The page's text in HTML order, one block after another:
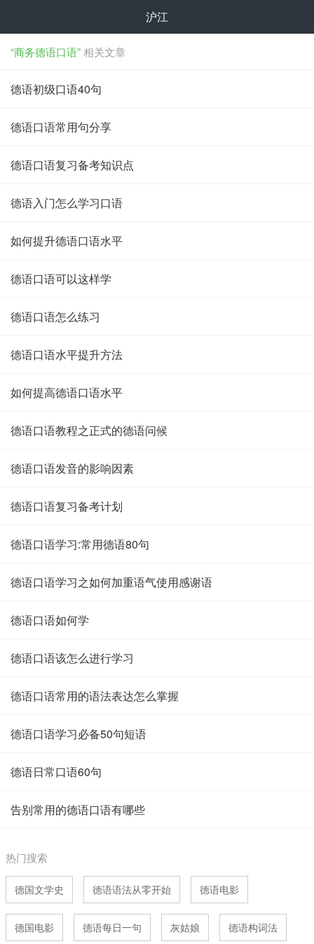
沪江
“商务德语口语”相关文章
德语初级口语40句
德语口语常用句分享
德语口语复习备考知识点
德语入门怎么学习口语
如何提升德语口语水平
德语口语可以这样学
德语口语怎么练习
德语口语水平提升方法
如何提高德语口语水平
德语口语教程之正式的德语问候
德语口语发音的影响因素
德语口语复习备考计划
德语口语学习:常用德语80句
德语口语学习之如何加重语气使用感谢语
德语口语如何学
德语口语该怎么进行学习
德语口语常用的语法表达怎么掌握
德语口语学习必备50句短语
德语日常口语60句
告别常用的德语口语有哪些
热门搜索
德国文学史 德语语法从零开始 德语电影
德国电影 德语每日一句 灰姑娘 德语构词法